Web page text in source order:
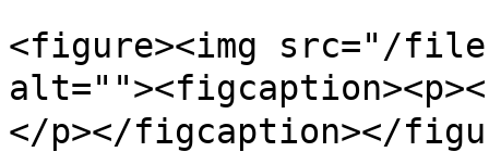
<figure><img src="/files/
</p></figcaption></